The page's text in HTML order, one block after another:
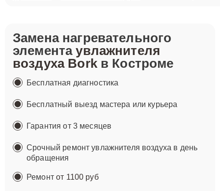
Замена нагревательного
элементаувлажнителя
воздуха Borkв Костроме
Бесплатная диагностика
Бесплатный выезд мастера или курьера
Гарантия от 3 месяцев
Срочный ремонт увлажнителя воздуха в день
обращения
Ремонтот 1100 руб